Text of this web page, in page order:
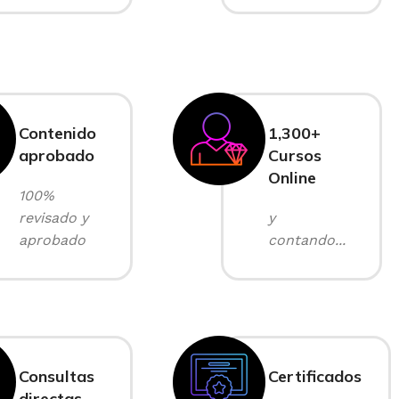
Contenido
aprobado
100%
revisado y
aprobado
1,300+
Cursos
Online
y
contando...
Consultas
Certificados